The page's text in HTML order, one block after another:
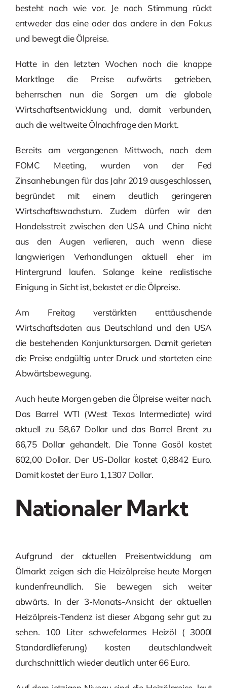
besteht nach wie vor. Je nach Stimmung rückt
entweder das eine oder das andere in den Fokus
und bewegt die Ölpreise.
Hatte in den letzten Wochen noch die knappe
Marktlage die Preise aufwärts getrieben,
beherrschen nun die Sorgen um die globale
Wirtschaftsentwicklung und, damit verbunden,
auch die weltweite Ölnachfrage den Markt.
Bereits am vergangenen Mittwoch, nach dem
FOMC Meeting, wurden von der Fed
Zinsanhebungen für das Jahr 2019 ausgeschlossen,
begründet mit einem deutlich geringeren
Wirtschaftswachstum. Zudem dürfen wir den
Handelsstreit zwischen den USA und China nicht
aus den Augen verlieren, auch wenn diese
langwierigen Verhandlungen aktuell eher im
Hintergrund laufen. Solange keine realistische
Einigung in Sicht ist, belastet er die Ölpreise.
Am Freitag verstärkten enttäuschende
Wirtschaftsdaten aus Deutschland und den USA
die bestehenden Konjunktursorgen. Damit gerieten
die Preise endgültig unter Druck und starteten eine
Abwärtsbewegung.
Auch heute Morgen geben die Ölpreise weiter nach.
Das Barrel WTI (West Texas Intermediate) wird
aktuell zu 58,67 Dollar und das Barrel Brent zu
66,75 Dollar gehandelt. Die Tonne Gasöl kostet
602,00 Dollar. Der US-Dollar kostet 0,8842 Euro.
Damit kostet der Euro 1,1307 Dollar.
Nationaler Markt
Aufgrund der aktuellen Preisentwicklung am
Ölmarkt zeigen sich die Heizölpreise heute Morgen
kundenfreundlich. Sie bewegen sich weiter
abwärts. In der 3-Monats-Ansicht der aktuellen
Heizölpreis-Tendenz ist dieser Abgang sehr gut zu
sehen. 100 Liter schwefelarmes Heizöl ( 3000l
Standardlieferung) kosten deutschlandweit
durchschnittlich wieder deutlich unter 66 Euro.